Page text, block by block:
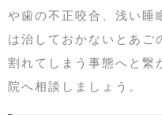
や歯の不正咬合、浅い睡
は治しておかないとあご
割れてしまう事態へと繋
院へ相談しましょう。